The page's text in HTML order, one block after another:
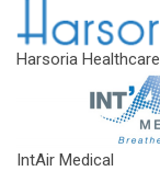
Harsoria Healthcare
IntAir Medical